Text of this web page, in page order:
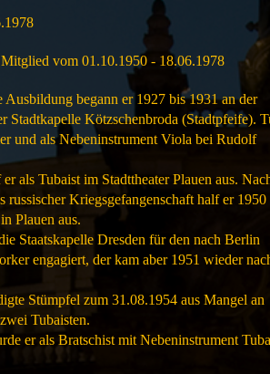
vom 01.10.1950 - 18.06.1978
Ausbildung begann er 1927 bis 1931 an der
Stadtkapelle Kötzschenbroda (Stadtpfeife).
und als Nebeninstrument Viola bei Rudolf
als Tubaist im Stadttheater Plauen aus.
russischer Kriegsgefangenschaft half er 1950
Plauen aus.
Staatskapelle Dresden für den nach Berlin
engagiert, der kam aber 1951 wieder
Stümpfel zum 31.08.1954 aus Mangel an
Tubaisten.
er als Bratschist mit Nebeninstrument Tuba